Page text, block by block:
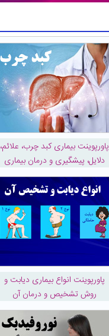
پاورپوینت بیماری کبد چرب، علائم،
دلایل، پیشگیری و درمان بیماری
پاورپوینت انواع بیماری دیابت و
روش تشخیص و درمان آن